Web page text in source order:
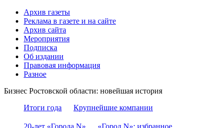
Архив газеты
Реклама в газете и на сайте
Архив сайта
Мероприятия
Подписка
Об издании
Правовая информация
Разное
Бизнес Ростовской области: новейшая история
Итоги года
Крупнейшие компании
20-лет «Города N» «Город N»: избранное